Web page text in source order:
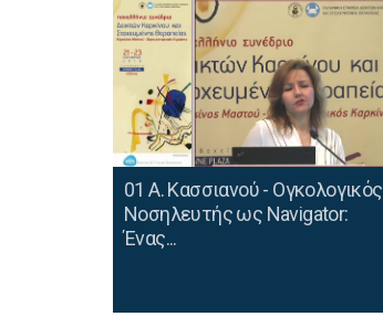
01 Α. Κασσιανού - Ογκολογικός
Νοσηλευτής ως Navigator:
Ένας...